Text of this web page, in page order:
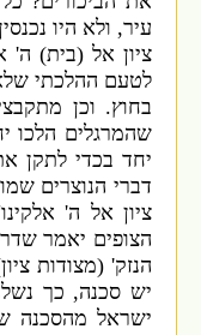
עיר, ולא היו
ציון אל (בית) ה'
לטעם ההלכתי
בחוץ. וכן
שהמרגלים הלכו
יחד בכדי לתקן
דברי הנוצרים
ציון אל ה' אלקינו
הצופים יאמר
הנזק' (מצודות ציון
יש סכנה, כך
ישראל מהסכנה